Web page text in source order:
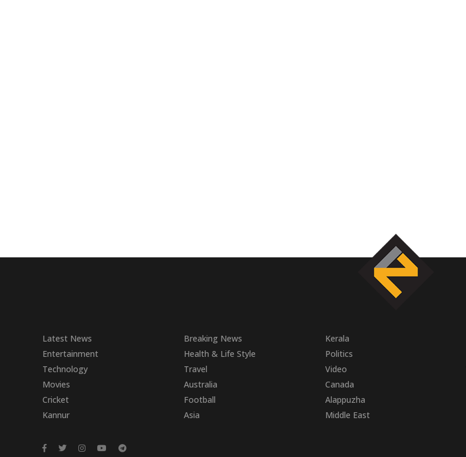
Latest News Breaking News Kerala
Entertainment
Health & Life Style Politics
Technology
Travel Video
Movies
Australia Canada
Cricket
Football Alappuzha
Kannur
Asia Middle East